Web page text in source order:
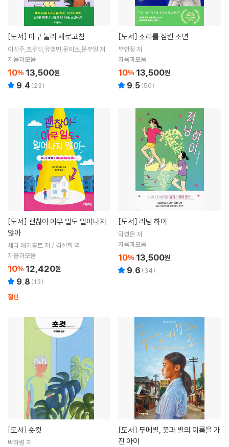
[도서] 마구 눌러 새로고침
이선주,조우리,유영민,문이소,문부일 저
자음과모음
10% 13,500원
9.4 (23)
[도서] 소리를 삼킨 소년
부연정 저
자음과모음
10% 13,500원
9.5(50)
[도서]
않아
세라 해거홀트 저 / 김선희 역
자음과모음
10% 12,420원
9.8 (13)
절판
[도서] 러닝 하이
탁경은 저
자음과모음
10% 13,500원
9.6 (34)
[도서] 숏컷
박하령 저
[도서]
진 아이